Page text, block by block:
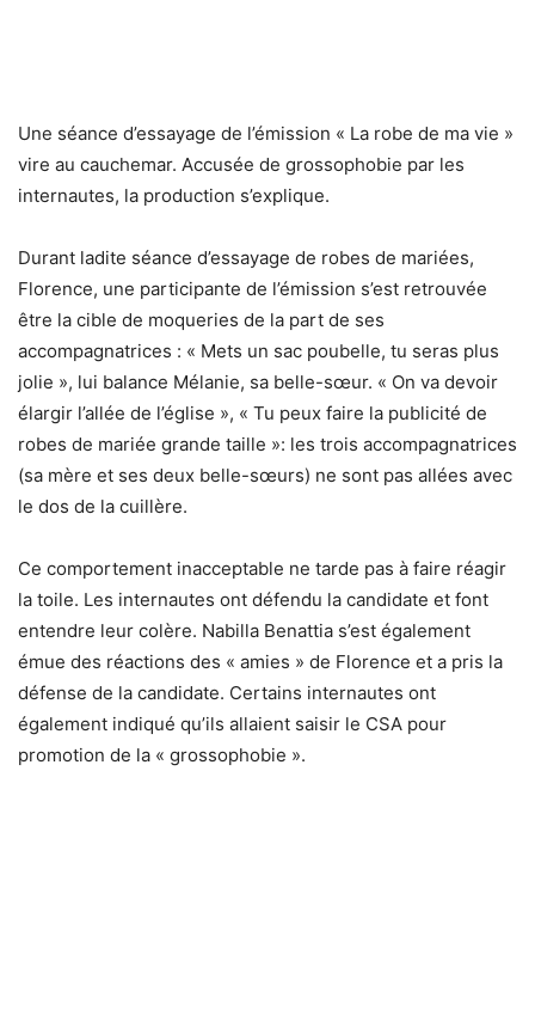
Une séance d’essayage de l’émission « La robe de ma vie »
vire au cauchemar. Accusée de grossophobie par les
internautes, la production s’explique.
Durant ladite séance d’essayage de robes de mariées,
Florence, une participante de l’émission s’est retrouvée
être la cible de moqueries de la part de ses
accompagnatrices : « Mets un sac poubelle, tu seras plus
jolie », lui balance Mélanie, sa belle-sœur. « On va devoir
élargir l’allée de l’église », « Tu peux faire la publicité de
robes de mariée grande taille »: les trois accompagnatrices
(sa mère et ses deux belle-sœurs) ne sont pas allées avec
le dos de la cuillère.
Ce comportement inacceptable ne tarde pas à faire réagir
la toile. Les internautes ont défendu la candidate et font
entendre leur colère. Nabilla Benattia s’est également
émue des réactions des « amies » de Florence et a pris la
défense de la candidate. Certains internautes ont
également indiqué qu’ils allaient saisir le CSA pour
promotion de la « grossophobie ».